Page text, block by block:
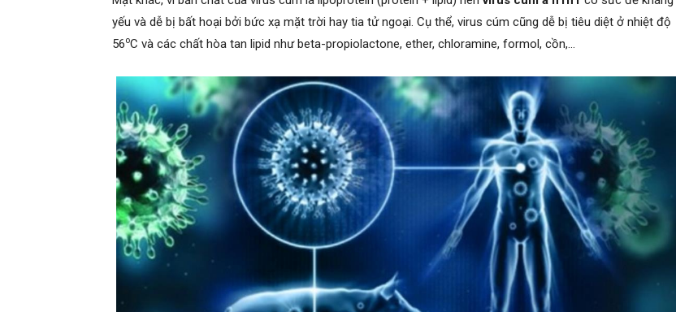
yếu và dễ bị bất hoại bởi bức xạ mặt trời hay tia tử ngoại. Cụ thể, virus cúm cũng dễ bị tiêu diệt ở nhiệt độ
56oC và các chất hòa tan lipid như beta-propiolactone, ether, chloramine, formol, cồn,…